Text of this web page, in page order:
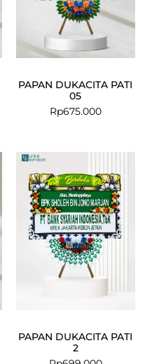
PAPAN DUKACITA PATI
05
Rp675.000
PAPAN DUKACITA PATI
2